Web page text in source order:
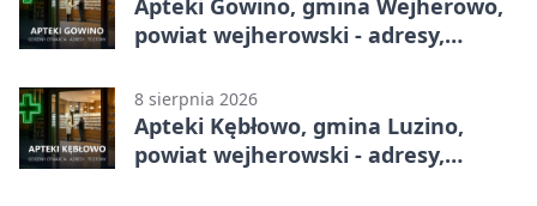
Apteki Gowino, gmina Wejherowo,
powiat wejherowski - adresy,
8 sierpnia 2026
Apteki Kębłowo, gmina Luzino,
powiat wejherowski - adresy,